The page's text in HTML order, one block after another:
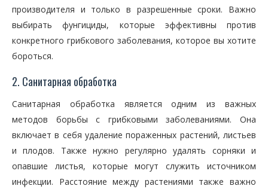
производителя и только в разрешенные сроки. Важно
выбирать фунгициды, которые эффективны против
конкретного грибкового заболевания, которое вы хотите
бороться.
2. Санитарная обработка
Санитарная обработка является одним из важных
методов борьбы с грибковыми заболеваниями. Она
включает в себя удаление пораженных растений, листьев
и плодов. Также нужно регулярно удалять сорняки и
опавшие листья, которые могут служить источником
инфекции. Расстояние между растениями также важно